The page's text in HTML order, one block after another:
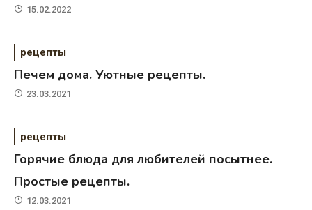
15.02.2022
рецепты
Печем дома. Уютные рецепты.
23.03.2021
рецепты
Горячие блюда для любителей посытнее.
Простые рецепты.
12.03.2021